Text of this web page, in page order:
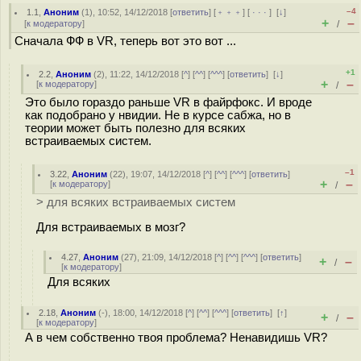
1.1 ,Аноним (1), 10:52, 14/12/2018 [ответить] [ ﹢﹢﹢] [ · · ·][↓]
[к модератору]
–4
+ / –
Сначала ФФ в VR, теперь вот это вот ...
2.2 ,Аноним (2), 11:22, 14/12/2018 [^] [^^] [^^^] [ответить][↓]
[к модератору]
+1
+ / –
Это было гораздо раньше VR в файрфокс. И вроде
как подобрано у нвидии. Не в курсе сабжа, но в
теории может быть полезно для всяких
встраиваемых систем.
3.22 ,Аноним (22), 19:07, 14/12/2018 [^] [^^] [^^^] [ответить]
[к модератору]
–1
+ / –
> для всяких встраиваемых систем
Для встраиваемых в мозг?
4.27 ,Аноним (27), 21:09, 14/12/2018 [^] [^^] [^^^] [ответить]
[к модератору] + / –
Для всяких
2.18 ,Аноним (-), 18:00, 14/12/2018 [^] [^^] [^^^] [ответить][↑]
[к модератору] + / –
А в чем собственно твоя проблема? Ненавидишь VR?